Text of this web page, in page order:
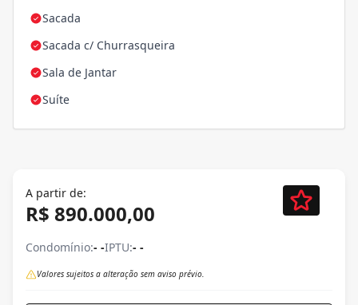
Sacada
Sacada c/ Churrasqueira
Sala de Jantar
Suíte
A partir de:
R$ 890.000,00
Condomínio:- -IPTU:- -
Valores sujeitos a alteração sem aviso prévio.